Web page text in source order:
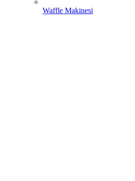
Waffle Makinesi